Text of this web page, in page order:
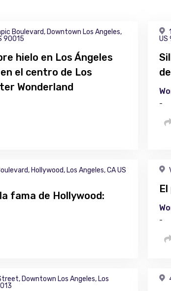
Boulevard, Downtown Los Angeles,
90015
hielo en Los Ángeles
el centro de Los
Wonderland
US
-
Hollywood, Los Angeles, CA US
fama de Hollywood:
-
Downtown Los Angeles, Los